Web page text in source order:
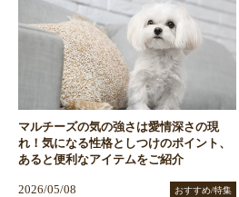
マルチーズの気の強さは愛情深さの現
れ！気になる性格としつけのポイント、
あると便利なアイテムをご紹介
2026/05/08 おすすめ/特集